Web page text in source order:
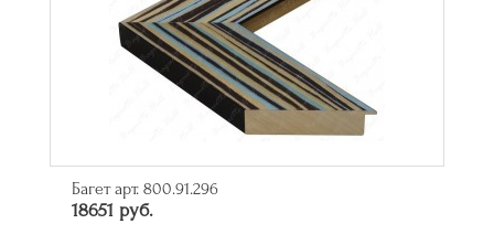
Багет арт. 800.91.296
18651 руб.